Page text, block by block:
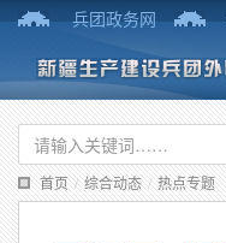
兵团政务网
首页 / 综合动态 / 热点专题